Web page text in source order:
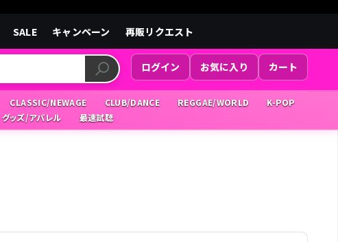
SALE キャンペーン 再販リクエスト
ログイン お気に入り カート
CLASSIC/NEWAGE CLUB/DANCE REGGAE/WORLD
K-POP
グッズ/アパレル 最速試聴